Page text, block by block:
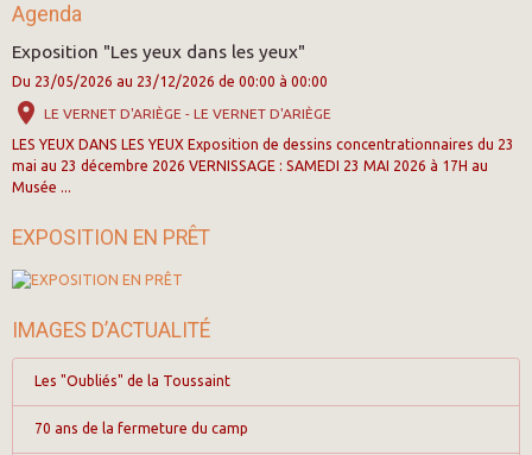
Agenda
Exposition "Les yeux dans les yeux"
Du 23/05/2026 au 23/12/2026 de 00:00 à 00:00
LE VERNET D'ARIÈGE - LE VERNET D'ARIÈGE
LES YEUX DANS LES YEUX Exposition de dessins concentrationnaires du 23
mai au 23 décembre 2026 VERNISSAGE : SAMEDI 23 MAI 2026 à 17H au
Musée ...
EXPOSITION EN PRÊT
IMAGES D’ACTUALITÉ
Les "Oubliés" de la Toussaint
70 ans de la fermeture du camp